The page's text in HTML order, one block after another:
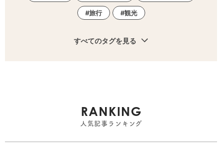
旅行 観光
すべてのタグを見る
RANKING
人気記事ランキング